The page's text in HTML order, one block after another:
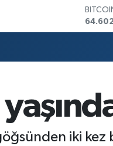
DOLAR
EURO
6513.94
13.768
iki kez